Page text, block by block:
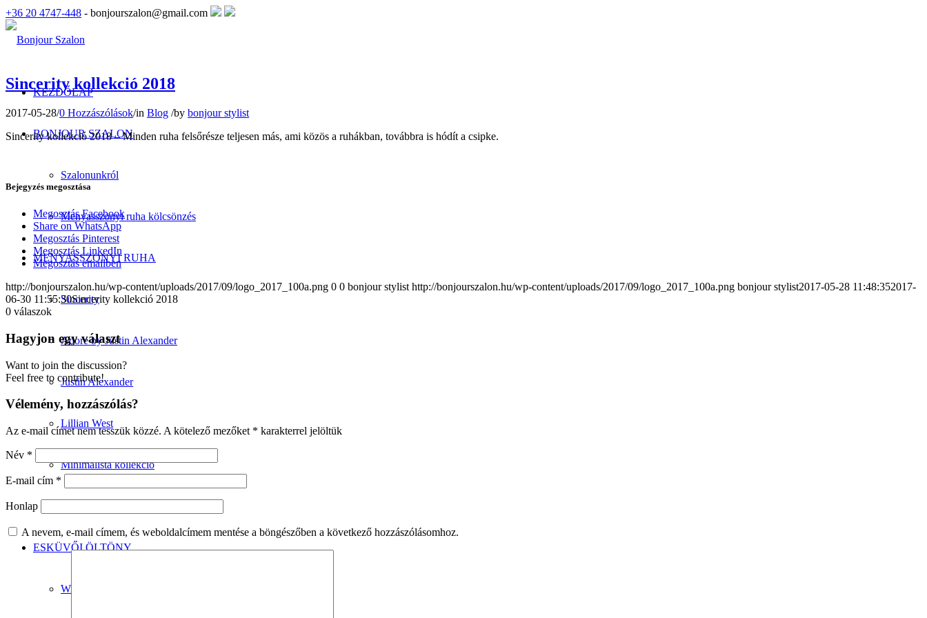
+36 20 4747-448 - bonjourszalon@gmail.com
KEZDŐLAP
BONJOUR SZALON
Szalonunkról
Menyasszonyi ruha kölcsönzés
MENYASSZONYI RUHA
Sincerity
Adore by Justin Alexander
Justin Alexander
Lillian West
Minimalista kollekció
ESKÜVŐI ÖLTÖNY
Wilvorst kollekció
Sincerity kollekció 2018
2017-05-28/0 Hozzászólások/in Blog /by bonjour stylist
Sincerity kollekció 2018 – Minden ruha felsőrésze teljesen más, ami közös a ruhákban, továbbra is hódít a csipke.
Bejegyzés megosztása
Megosztás Facebook
Share on WhatsApp
Megosztás Pinterest
Megosztás LinkedIn
Megosztás emailben
http://bonjourszalon.hu/wp-content/uploads/2017/09/logo_2017_100a.png 0 0 bonjour stylist http://bonjourszalon.hu/wp-content/uploads/2017/09/logo_2017_100a.png bonjour stylist2017-05-28 11:48:352017-
06-30 11:55:30Sincerity kollekció 2018
0 válaszok
Hagyjon egy választ
Want to join the discussion?
Feel free to contribute!
Vélemény, hozzászólás?
Az e-mail címet nem tesszük közzé. A kötelező mezőket * karakterrel jelöltük
Név *
E-mail cím *
Honlap
A nevem, e-mail címem, és weboldalcímem mentése a böngészőben a következő hozzászólásomhoz.